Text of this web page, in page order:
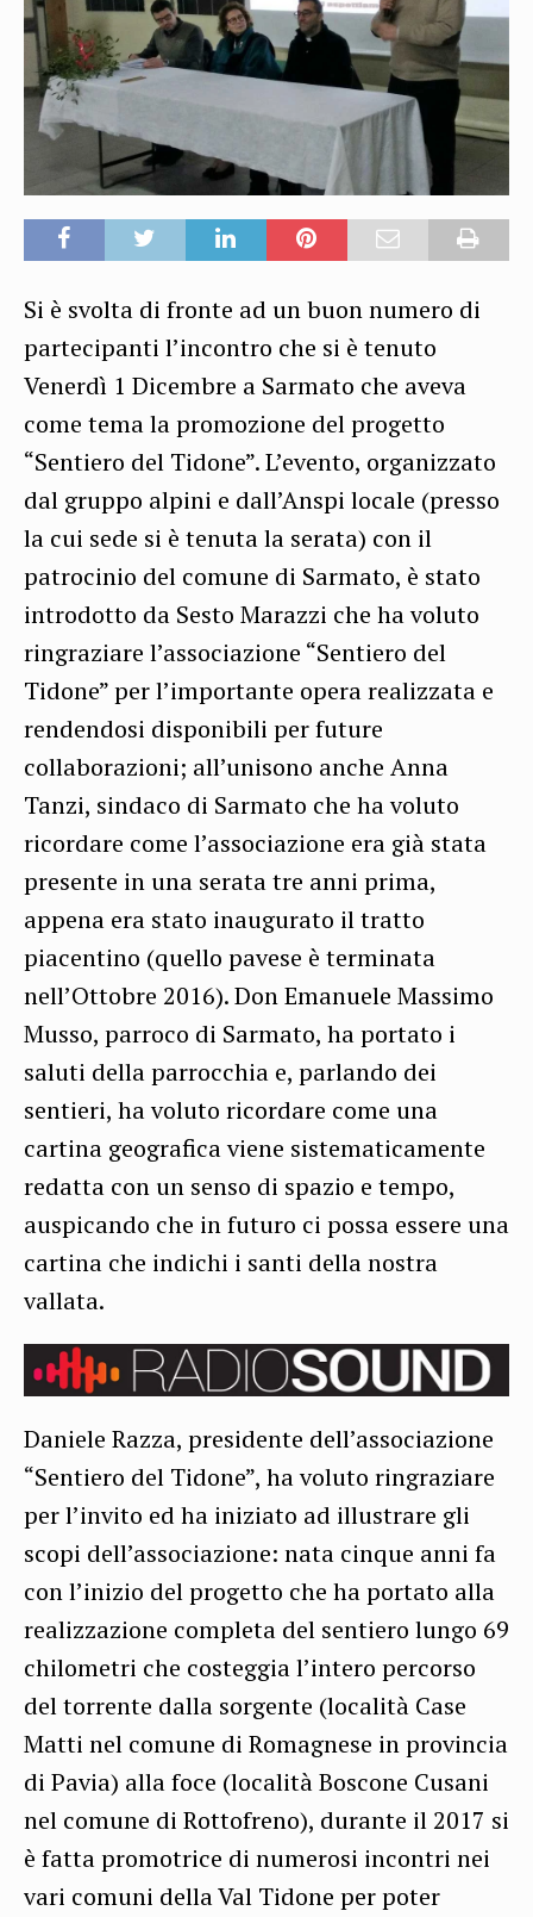
Si è svolta di fronte ad un buon numero di
partecipanti l’incontro che si è tenuto
Venerdì 1 Dicembre a Sarmato che aveva
come tema la promozione del progetto
“Sentiero del Tidone”. L’evento, organizzato
dal gruppo alpini e dall’Anspi locale (presso
la cui sede si è tenuta la serata) con il
patrocinio del comune di Sarmato, è stato
introdotto da Sesto Marazzi che ha voluto
ringraziare l’associazione “Sentiero del
Tidone” per l’importante opera realizzata e
rendendosi disponibili per future
collaborazioni; all’unisono anche Anna
Tanzi, sindaco di Sarmato che ha voluto
ricordare come l’associazione era già stata
presente in una serata tre anni prima,
appena era stato inaugurato il tratto
piacentino (quello pavese è terminata
nell’Ottobre 2016). Don Emanuele Massimo
Musso, parroco di Sarmato, ha portato i
saluti della parrocchia e, parlando dei
sentieri, ha voluto ricordare come una
cartina geografica viene sistematicamente
redatta con un senso di spazio e tempo,
auspicando che in futuro ci possa essere una
cartina che indichi i santi della nostra
vallata.
Daniele Razza, presidente dell’associazione
“Sentiero del Tidone”, ha voluto ringraziare
per l’invito ed ha iniziato ad illustrare gli
scopi dell’associazione: nata cinque anni fa
con l’inizio del progetto che ha portato alla
realizzazione completa del sentiero lungo 69
chilometri che costeggia l’intero percorso
del torrente dalla sorgente (località Case
Matti nel comune di Romagnese in provincia
di Pavia) alla foce (località Boscone Cusani
nel comune di Rottofreno), durante il 2017 si
è fatta promotrice di numerosi incontri nei
vari comuni della Val Tidone per poter